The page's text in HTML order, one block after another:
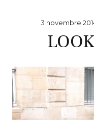
3 novembre